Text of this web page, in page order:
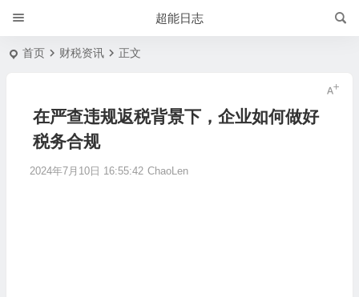
超能日志
首页 财税资讯 正文
在严查违规返税背景下，企业如何做好
税务合规
2024年7月10日 16:55:42 ChaoLen